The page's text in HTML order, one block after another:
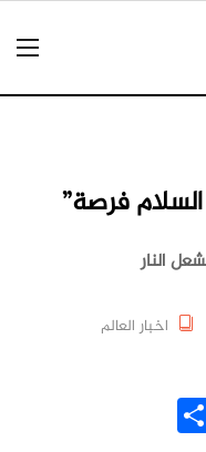
فرصة”
النار
اخبار العالم